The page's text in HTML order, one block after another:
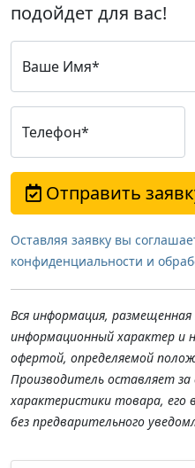
подойдет для вас!
Ваше Имя*
Телефон*
Отправить
Оставляя заявку вы
конфиденциальности и
Вся информация,
информационный характер и
офертой, определяемой
Производитель оставляет за
характеристики товара, его
без предварительного